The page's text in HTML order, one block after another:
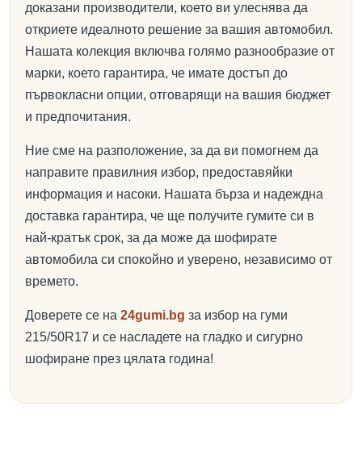
доказани производители, което ви улеснява да
откриете идеалното решение за вашия автомобил.
Нашата колекция включва голямо разнообразие от
марки, което гарантира, че имате достъп до
първокласни опции, отговарящи на вашия бюджет
и предпочитания.
Ние сме на разположение, за да ви помогнем да
направите правилния избор, предоставяйки
информация и насоки. Нашата бърза и надеждна
доставка гарантира, че ще получите гумите си в
най-кратък срок, за да може да шофирате
автомобила си спокойно и уверено, независимо от
времето.
Доверете се на 24gumi.bg за избор на гуми
215/50R17 и се насладете на гладко и сигурно
шофиране през цялата година!